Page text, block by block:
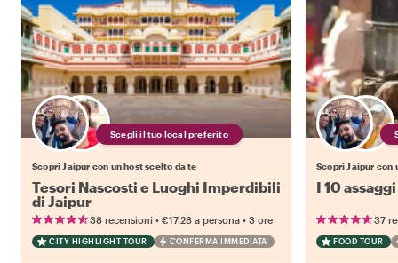
Scegli il tuo local preferito
Scopri Jaipur con un host scelto da te
Tesori Nascosti e Luoghi Imperdibili
di Jaipur
38 recensioni • €17.28 a persona • 3 ore
CITY HIGHLIGHT TOUR CONFERMA IMMEDIATA
Scopri Jaipur con
I 10
37
FOOD TOUR